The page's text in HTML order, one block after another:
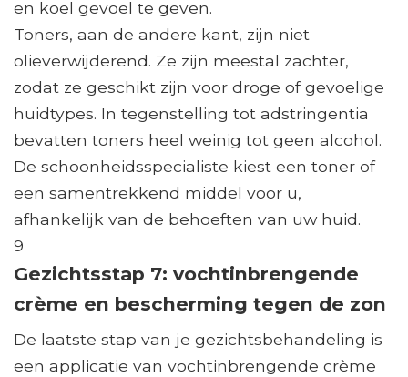
en koel gevoel te geven.
Toners, aan de andere kant, zijn niet
olieverwijderend. Ze zijn meestal zachter,
zodat ze geschikt zijn voor droge of gevoelige
huidtypes. In tegenstelling tot adstringentia
bevatten toners heel weinig tot geen alcohol.
De schoonheidsspecialiste kiest een toner of
een samentrekkend middel voor u,
afhankelijk van de behoeften van uw huid.
9
Gezichtsstap 7: vochtinbrengende
crème en bescherming tegen de zon
De laatste stap van je gezichtsbehandeling is
een applicatie van vochtinbrengende crème